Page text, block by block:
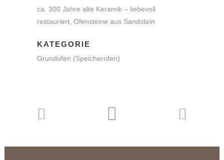
ca. 300 Jahre alte Keramik – ­liebevoll
restauriert, Ofensteine aus Sandstein
KATEGORIE
Grundofen (Speicherofen)